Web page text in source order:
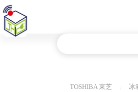
TOSHIBA 東芝 冰